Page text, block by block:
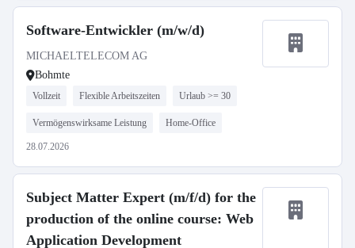
Software-Entwickler (m/w/d)
MICHAELTELECOM AG
Bohmte
Vollzeit Flexible Arbeitszeiten Urlaub >= 30
Vermögenswirksame Leistung Home-Office
28.07.2026
Subject Matter Expert (m/f/d) for the
production of the online course: Web
Application Development